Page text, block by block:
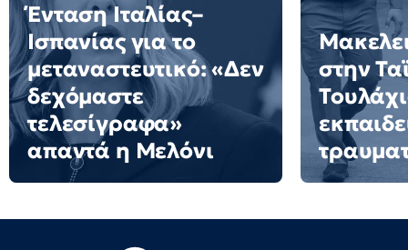
Ένταση Ιταλίας–
Ισπανίας για το
μεταναστευτικό: «Δεν
δεχόμαστε
τελεσίγραφα»
απαντά η Μελόνι
στην